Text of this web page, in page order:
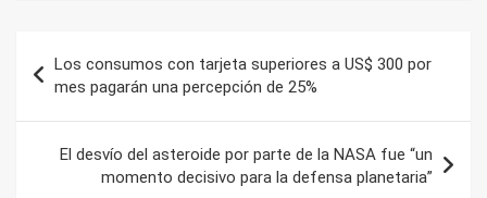
de
entradas
Los consumos con tarjeta superiores a US$ 300 por
mes pagarán una percepción de 25%
El desvío del asteroide por parte de la NASA fue “un
momento decisivo para la defensa planetaria”